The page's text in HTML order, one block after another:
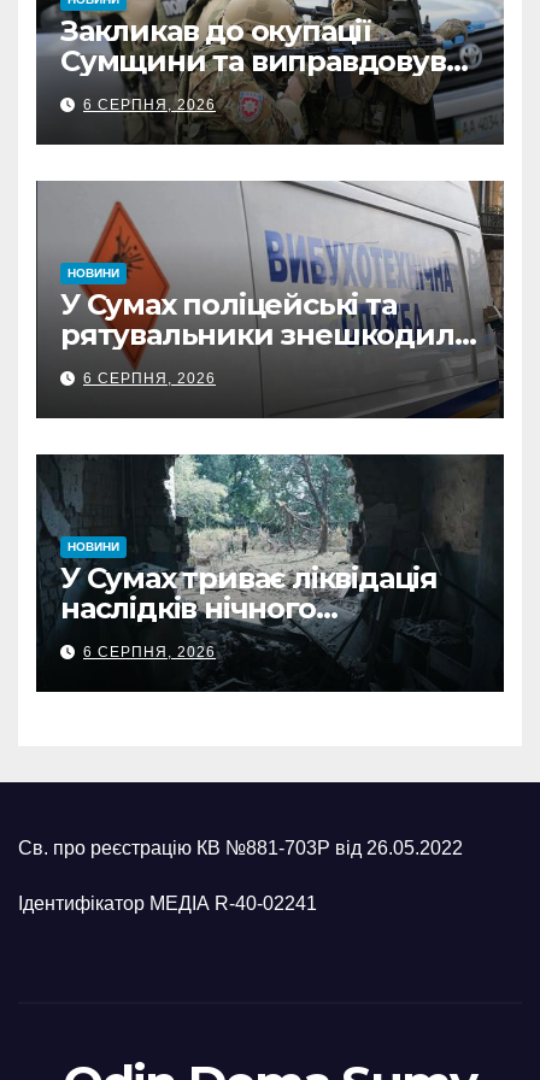
Закликав до окупації
Сумщини та виправдовував
обстріли: СБУ викрила
прокремлівського агітатора
з Охтирки
6 СЕРПНЯ, 2026
НОВИНИ
У Сумах поліцейські та
рятувальники знешкодили
500-кілограмову авіабомбу
росіян
6 СЕРПНЯ, 2026
НОВИНИ
У Сумах триває ліквідація
наслідків нічного
масованого удару КАБами
6 СЕРПНЯ, 2026
Св. про реєстрацію КВ №881-703Р від 26.05.2022
Ідентифікатор МЕДІА R-40-02241